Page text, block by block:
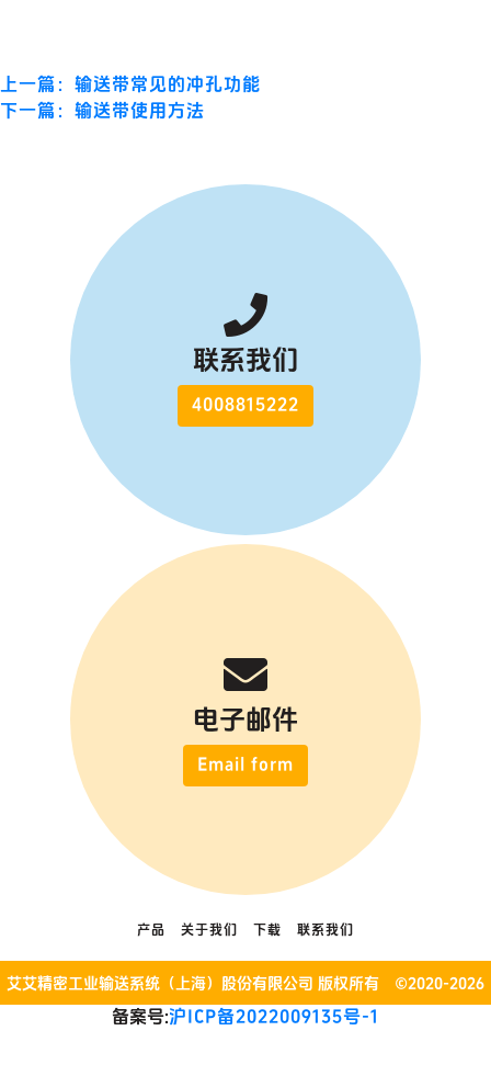
上一篇：输送带常见的冲孔功能
下一篇：输送带使用方法
联系我们
4008815222
电子邮件
Email form
产品 关于我们 下载 联系我们
艾艾精密工业输送系统（上海）股份有限公司 版权所有 ©2020-2026
备案号:沪ICP备2022009135号-1